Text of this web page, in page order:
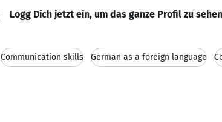
Logg Dich jetzt ein, um das ganze Profil zu
Communication skills German as a foreign language